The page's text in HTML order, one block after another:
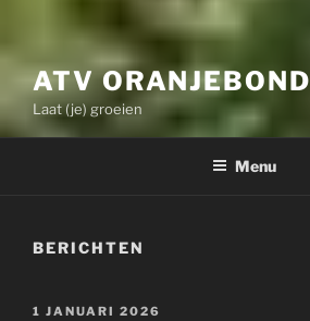
ATV ORANJEBOND
Laat (je) groeien
Menu
BERICHTEN
GEPLAATST
1 JANUARI 2026